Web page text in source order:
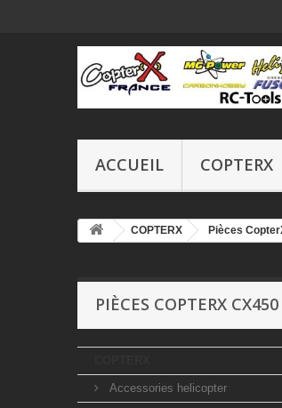
ACCUEIL COPTERX
COPTERX Pièces
PIÈCES COPTERX
Accessories helicopter